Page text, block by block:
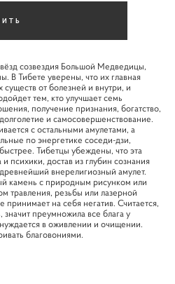
созвездия Большой Медведицы,
В Тибете уверены, что их главная
от болезней и внутри, и
тем, кто улучшает семь
получение признания, богатство,
и самосовершенствование.
с остальными амулетами, а
по энергетике соседи-дзи,
Тибетцы убеждены, что эта
психики, достав из глубин сознания
внерелигиозный амулет.
камень с природным рисунком или
травления, резьбы или лазерной
принимает на себя негатив. Считается,
значит преумножила все блага у
в оживлении и очищении.
благовониями.